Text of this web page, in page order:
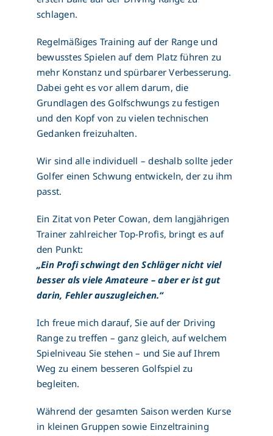
schlagen.
Regelmäßiges Training auf der Range und
bewusstes Spielen auf dem Platz führen zu
mehr Konstanz und spürbarer Verbesserung.
Dabei geht es vor allem darum, die
Grundlagen des Golfschwungs zu festigen
und den Kopf von zu vielen technischen
Gedanken freizuhalten.
Wir sind alle individuell – deshalb sollte jeder
Golfer einen Schwung entwickeln, der zu ihm
passt.
Ein Zitat von Peter Cowan, dem langjährigen
Trainer zahlreicher Top-Profis, bringt es auf
den Punkt:
„Ein Profi schwingt den Schläger nicht viel
besser als viele Amateure – aber er ist gut
darin, Fehler auszugleichen.“
Ich freue mich darauf, Sie auf der Driving
Range zu treffen – ganz gleich, auf welchem
Spielniveau Sie stehen – und Sie auf Ihrem
Weg zu einem besseren Golfspiel zu
begleiten.
Während der gesamten Saison werden Kurse
in kleinen Gruppen sowie Einzeltraining